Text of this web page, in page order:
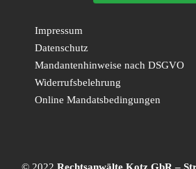
Impressum
Datenschutz
Mandantenhinweise nach DSGVO
Widerrufsbelehrung
Online Mandatsbedingungen